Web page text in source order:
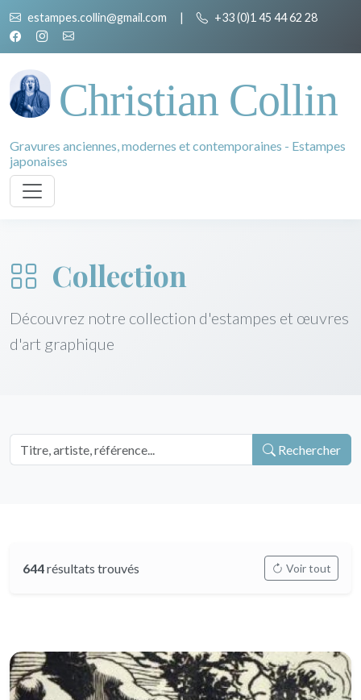
estampes.collin@gmail.com | +33 (0)1 45 44 62 28
Christian Collin
Gravures anciennes, modernes et contemporaines - Estampes
japonaises
Collection
Découvrez notre collection d'estampes et œuvres
d'art graphique
Rechercher
644résultats trouvés Voir tout